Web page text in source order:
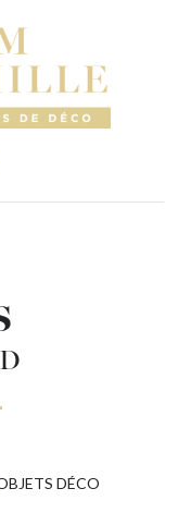
DÉCO